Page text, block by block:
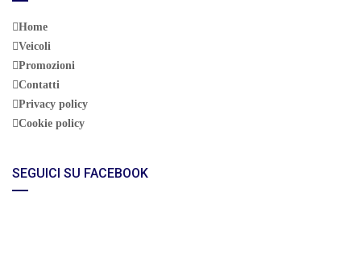
Home
Veicoli
Promozioni
Contatti
Privacy policy
Cookie policy
SEGUICI SU FACEBOOK